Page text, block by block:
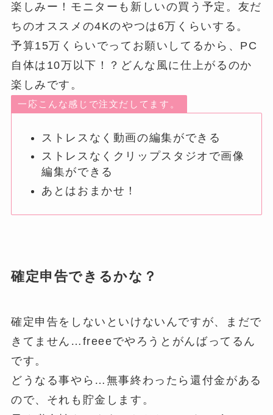
楽しみー！モニターも新しいの買う予定。友だ
ちのオススメの4Kのやつは6万くらいする。
予算15万くらいでってお願いしてるから、PC
自体は10万以下！？どんな風に仕上がるのか
楽しみです。
一応こんな感じで注文だしてます。
ストレスなく動画の編集ができる
ストレスなくクリップスタジオで画像
編集ができる
あとはおまかせ！
確定申告できるかな？
確定申告をしないといけないんですが、まだで
きてません…freeeでやろうとがんばってるん
です。
どうなる事やら…無事終わったら還付金がある
ので、それも貯金します。